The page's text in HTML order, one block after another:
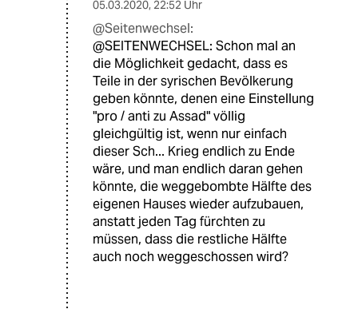
05.03.2020, 22:52 Uhr
@Seitenwechsel:
@SEITENWECHSEL: Schon mal an
die Möglichkeit gedacht, dass es
Teile in der syrischen Bevölkerung
geben könnte, denen eine Einstellung
"pro / anti zu Assad" völlig
gleichgültig ist, wenn nur einfach
dieser Sch... Krieg endlich zu Ende
wäre, und man endlich daran gehen
könnte, die weggebombte Hälfte des
eigenen Hauses wieder aufzubauen,
anstatt jeden Tag fürchten zu
müssen, dass die restliche Hälfte
auch noch weggeschossen wird?